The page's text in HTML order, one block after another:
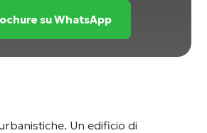
su WhatsApp
. Un edificio di